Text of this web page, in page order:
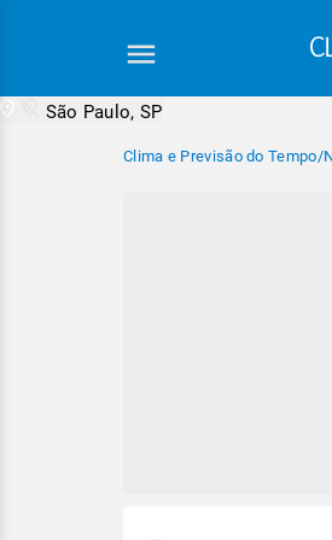
São Paulo, SP
Clima e Previsão do Tempo/